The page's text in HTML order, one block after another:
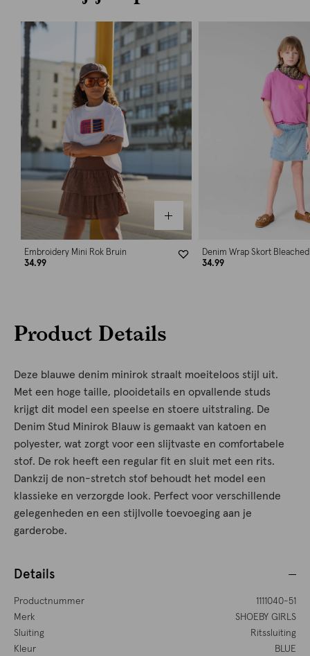
Embroidery Mini Rok Bruin
34.99
Denim Wrap Skort Bleached
34.99
Product Details
Deze blauwe denim minirok straalt moeiteloos stijl uit.
Met een hoge taille, plooidetails en opvallende studs
krijgt dit model een speelse en stoere uitstraling. De
Denim Stud Minirok Blauw is gemaakt van katoen en
polyester, wat zorgt voor een slijtvaste en comfortabele
stof. De rok heeft een regular fit en sluit met een rits.
Dankzij de non-stretch stof behoudt het model een
klassieke en verzorgde look. Perfect voor verschillende
gelegenheden en een stijlvolle toevoeging aan je
garderobe.
Details
Productnummer
1111040-51
Merk
SHOEBY GIRLS
Sluiting
Ritssluiting
Kleur
BLUE